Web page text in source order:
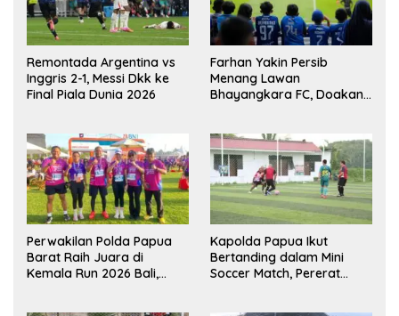
Remontada Argentina vs
Inggris 2-1, Messi Dkk ke
Final Piala Dunia 2026
Farhan Yakin Persib
Menang Lawan
Bhayangkara FC, Doakan
Perwakilan Polda Papua
Barat Raih Juara di
Kemala Run 2026 Bali,
Kapolda Papua Ikut
Bertanding dalam Mini
Soccer Match, Pererat